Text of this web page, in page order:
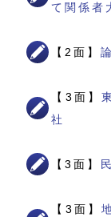
て関係者
【2面】
【3面】
社
【3面】
【3面】